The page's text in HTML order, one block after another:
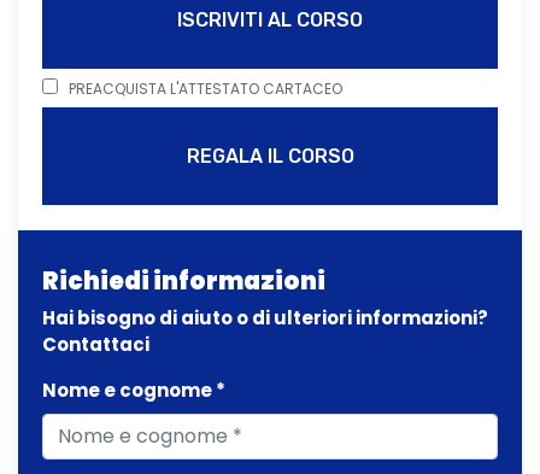
ISCRIVITI AL CORSO
PREACQUISTA L'ATTESTATO CARTACEO
REGALA IL CORSO
Richiedi informazioni
Hai bisogno di aiuto o di ulteriori informazioni?
Contattaci
Nome e cognome *